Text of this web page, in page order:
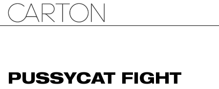
PUSSYCAT FIGHT